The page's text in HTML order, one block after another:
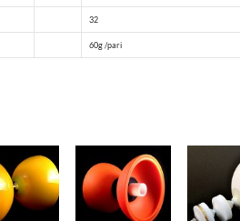
32
60g /pari